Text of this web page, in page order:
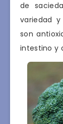
de
variedad
son
intestino y